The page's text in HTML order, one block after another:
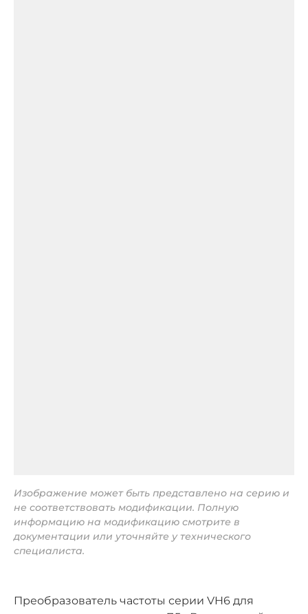
Преобразователь частоты серии VH6 для
Изображение может быть представлено на серию и
не соответствовать модификации. Полную
информацию на модификацию смотрите в
документации или уточняйте у технического
специалиста.